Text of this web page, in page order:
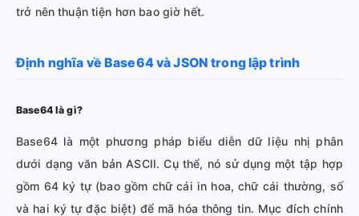
trở nên thuận tiện hơn bao giờ hết.
Định nghĩa về Base64 và JSON trong lập trình
Base64 là gì?
Base64 là một phương pháp biểu diễn dữ liệu nhị phân
dưới dạng văn bản ASCII. Cụ thể, nó sử dụng một tập hợp
gồm 64 ký tự (bao gồm chữ cái in hoa, chữ cái thường, số
và hai ký tự đặc biệt) để mã hóa thông tin. Mục đích chính